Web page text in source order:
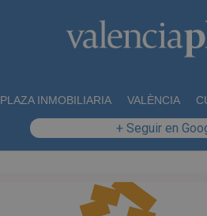
PLAZA INMOBILIARIA VALÈNCIA
+ Seguir en